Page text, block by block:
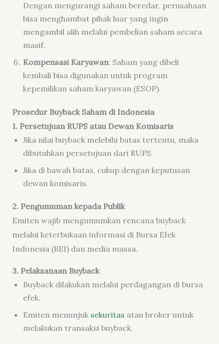
Dengan mengurangi saham beredar, perusahaan
bisa menghambat pihak luar yang ingin
mengambil alih melalui pembelian saham secara
masif.
Kompensasi Karyawan: Saham yang dibeli
kembali bisa digunakan untuk program
kepemilikan saham karyawan (ESOP).
Prosedur Buyback Saham di Indonesia
1. Persetujuan RUPS atau Dewan Komisaris
Jika nilai buyback melebihi batas tertentu, maka
dibutuhkan persetujuan dari RUPS.
Jika di bawah batas, cukup dengan keputusan
dewan komisaris.
2. Pengumuman kepada Publik
Emiten wajib mengumumkan rencana buyback
melalui keterbukaan informasi di Bursa Efek
Indonesia (BEI) dan media massa.
3. Pelaksanaan Buyback
Buyback dilakukan melalui perdagangan di bursa
efek.
Emiten menunjuk sekuritas atau broker untuk
melakukan transaksi buyback.